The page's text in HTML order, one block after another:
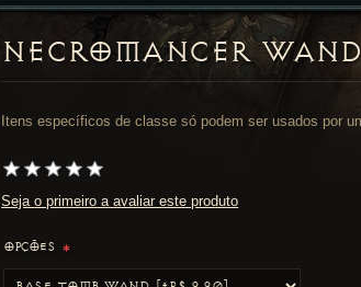
NECROMANCER WAND
Itens específicos de classe só podem ser usados por
Seja o primeiro a avaliar este produto
OPÇÕES *